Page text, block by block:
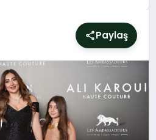
Paylaş